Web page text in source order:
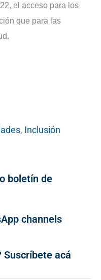
el acceso para los
que para las
, Inclusión
boletín de
channels
Suscríbete acá